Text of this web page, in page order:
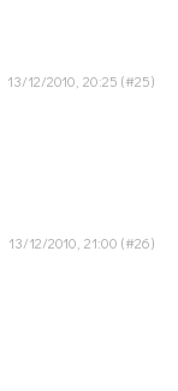
13/12/2010, 20:25
13/12/2010, 21:00